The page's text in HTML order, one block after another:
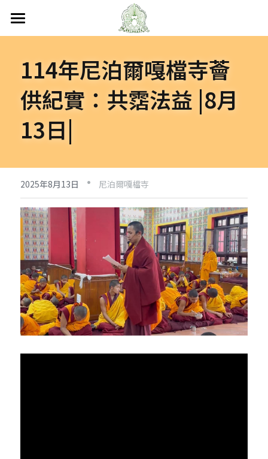
首頁
關於嘎檔
認識嘎檔
傳承祖師
嘎檔修行
嘎檔經藏
阿帝夏大尊者及嘎檔四天
十六圓點
弘法日誌
非洲
越南
法會活動
弘法活動
活動集錦
人文關懷
關懷流浪動物
加入義工
聯絡嘎檔
嘎檔分會
台灣
亞洲
美洲
聯絡我們
立即捐款
114年尼泊爾嘎檔寺薈
供紀實：共霑法益 |8月
13日|
2025年8月13日 · 尼泊爾嘎檔寺